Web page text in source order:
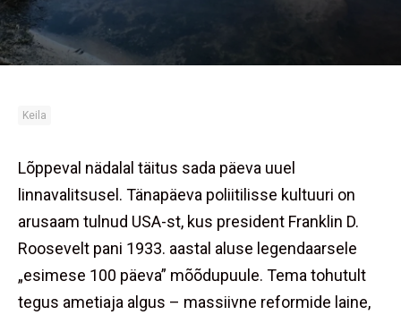
Keila
Lõppeval nädalal täitus sada päeva uuel
linnavalitsusel. Tänapäeva poliitilisse kultuuri on
arusaam tulnud USA-st, kus president Franklin D.
Roosevelt pani 1933. aastal aluse legendaarsele
„esimese 100 päeva” mõõdupuule. Tema tohutult
tegus ametiaja algus – massiivne reformide laine,